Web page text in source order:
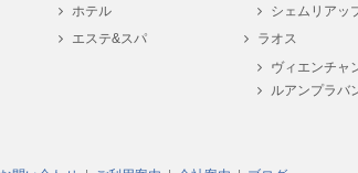
xe day
椅子
ホテル
エステ&スパ
シェムリアッ
ラオス
ヴィエンチャ
ルアンプラバ